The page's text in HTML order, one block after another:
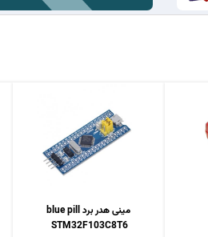
مینی هدر برد blue pill
STM32F103C8T6